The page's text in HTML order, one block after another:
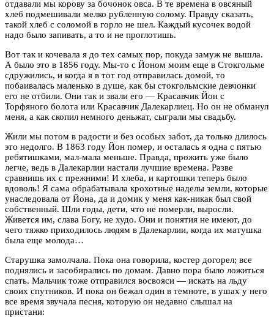
отдавали мы корову за бочонок овса. В те времена в овсяный
хлеб подмешивали мелко рубленную солому. Правду сказать,
такой хлеб с соломой в горло не шел. Каждый кусочек водой
надо было запивать, а то и не проглотишь.
Вот так и кочевала я до тех самых пор, покуда замуж не вышла.
А было это в 1856 году. Мы-то с Йоном моим еще в Стокгольме
сдружились, и когда я в тот год отправилась домой, то
побаивалась маленько в душе, как бы стокгольмские девчонки
его не отбили. Они так и звали его — Красавчик Йон с
Торфяного болота или Красавчик Далекарлиец. Но он не обманул
меня, а как скопил немного деньжат, сыграли мы свадьбу.
Жили мы потом в радости и без особых забот, да только длилось
это недолго. В 1863 году Йон помер, и осталась я одна с пятью
ребятишками, мал-мала меньше. Правда, прожить уже было
легче, ведь в Далекарлии настали лучшие времена. Разве
сравнишь их с прежними! И хлеба, и картошки теперь было
вдоволь! Я сама обрабатывала крохотные наделы земли, которые
унаследовала от Йона, да и домик у меня как-никак был свой
собственный. Шли годы, дети, что не померли, выросли.
Живется им, слава Богу, не худо. Они и понятия не имеют, до
чего тяжко приходилось людям в Далекарлии, когда их матушка
была еще молода…
Старушка замолчала. Пока она говорила, костер догорел; все
поднялись и засобирались по домам. Давно пора было ложиться
спать. Мальчик тоже отправился восвояси — искать на льду
своих спутников. И пока он бежал один в темноте, в ушах у него
все время звучала песня, которую он недавно слышал на
пристани: